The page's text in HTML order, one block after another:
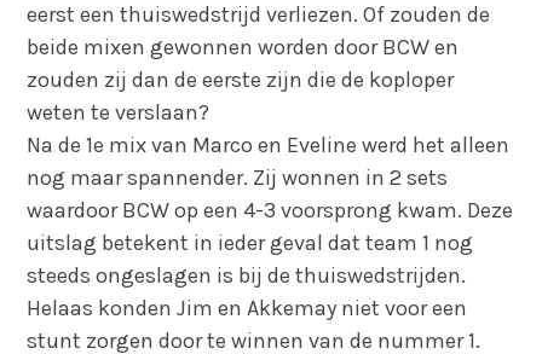
eerst een thuiswedstrijd verliezen. Of zouden de
beide mixen gewonnen worden door BCW en
zouden zij dan de eerste zijn die de koploper
weten te verslaan?
Na de 1e mix van Marco en Eveline werd het alleen
nog maar spannender. Zij wonnen in 2 sets
waardoor BCW op een 4-3 voorsprong kwam. Deze
uitslag betekent in ieder geval dat team 1 nog
steeds ongeslagen is bij de thuiswedstrijden.
Helaas konden Jim en Akkemay niet voor een
stunt zorgen door te winnen van de nummer 1.